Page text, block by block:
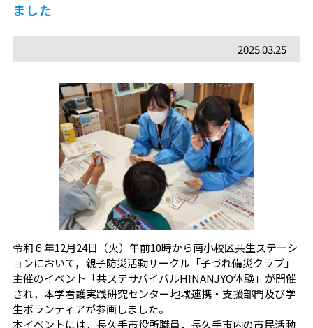
ました
2025.03.25
令和６年12月24日（火）午前10時から南小校区共生ステーシ
ョンにおいて，親子防災活動サークル「子づれ備災クラブ」
主催のイベント「共ステサバイバルHINANJYO体験」が開催
され，本学看護実践研究センター地域連携・支援部門及び学
生ボランティアが参画しました。
本イベントには，長久手市役所職員，長久手市内の市民活動